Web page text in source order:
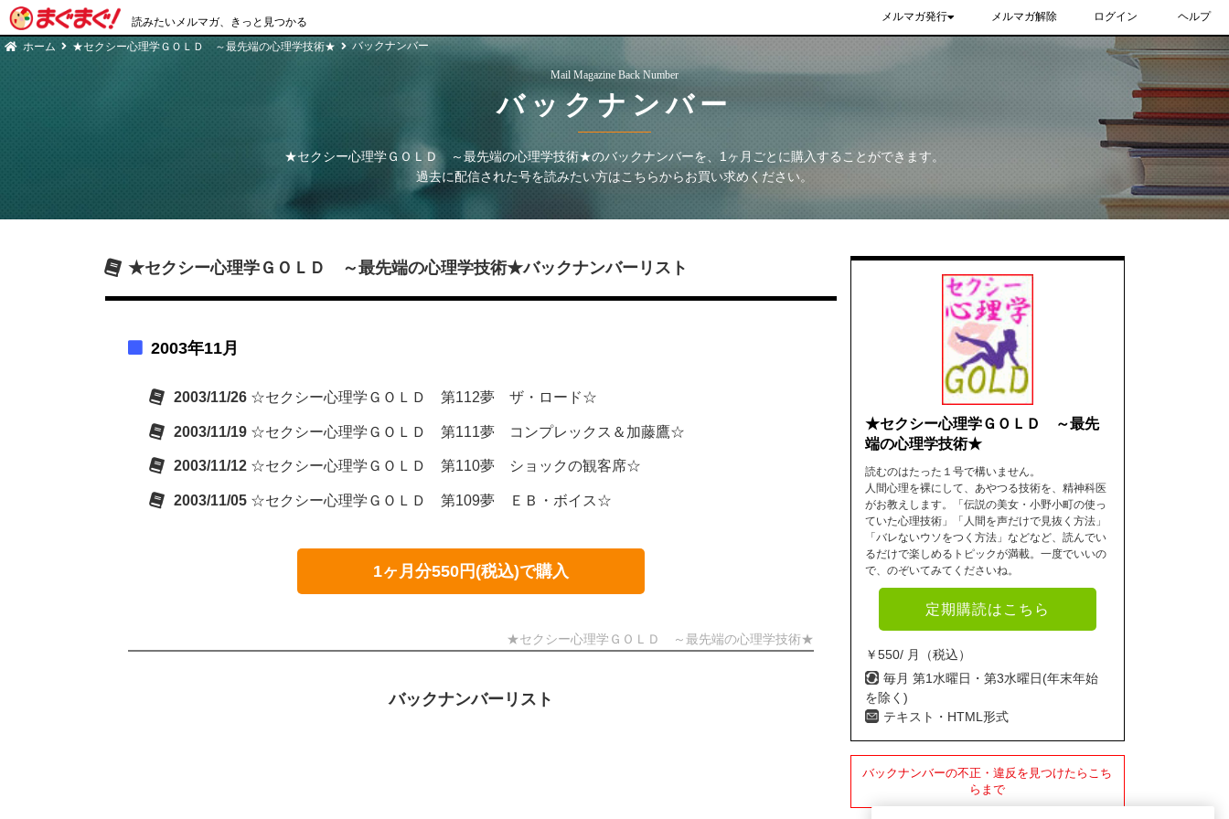
読みたいメルマガ、きっと見つかる メルマガ発行 メルマガ解除 ログイン ヘルプ
ホーム ★セクシー心理学ＧＯＬＤ ～最先端の心理学技術★ バックナンバー
Mail Magazine Back Number
バックナンバー
★セクシー心理学ＧＯＬＤ ～最先端の心理学技術★のバックナンバーを、1ヶ月ごとに購入することができます。
過去に配信された号を読みたい方はこちらからお買い求めください。
★セクシー心理学ＧＯＬＤ ～最先端の心理学技術★バックナンバーリスト
2003年11月
2003/11/26 ☆セクシー心理学ＧＯＬＤ 第112夢 ザ・ロード☆
2003/11/19 ☆セクシー心理学ＧＯＬＤ 第111夢 コンプレックス＆加藤鷹☆
2003/11/12 ☆セクシー心理学ＧＯＬＤ 第110夢 ショックの観客席☆
2003/11/05 ☆セクシー心理学ＧＯＬＤ 第109夢 ＥＢ・ボイス☆
1ヶ月分550円(税込)で購入
★セクシー心理学ＧＯＬＤ ～最先端の心理学技術★
バックナンバーリスト
★セクシー心理学ＧＯＬＤ ～最先
端の心理学技術★
読むのはたった１号で構いません。
人間心理を裸にして、あやつる技術を、精神科医
がお教えします。「伝説の美女・小野小町の使っ
ていた心理技術」「人間を声だけで見抜く方法」
「バレないウソをつく方法」などなど、読んでい
るだけで楽しめるトピックが満載。一度でいいの
で、のぞいてみてくださいね。
定期購読はこちら
￥550/ 月（税込）
毎月 第1水曜日・第3水曜日(年末年始
を除く)
テキスト・HTML形式
バックナンバーの不正・違反を見つけたらこち
らまで